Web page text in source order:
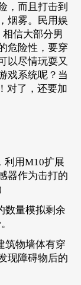
，而且打击到
烟雾。民用娱
相信大部分男
危险性，要穿
以尽情玩耍又
戏系统呢？当
对了，还要加
利用M10扩展
器作为击打的
数量模拟剩余
筑物墙体有穿
现障碍物后的